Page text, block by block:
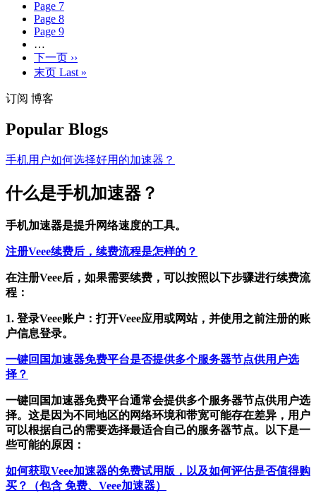
Page 7
Page 8
Page 9
…
下一页 ››
末页 Last »
订阅 博客
Popular Blogs
手机用户如何选择好用的加速器？
什么是手机加速器？
手机加速器是提升网络速度的工具。
注册Veee续费后，续费流程是怎样的？
在注册Veee后，如果需要续费，可以按照以下步骤进行续费流
程：
1. 登录Veee账户：打开Veee应用或网站，并使用之前注册的账
户信息登录。
一键回国加速器免费平台是否提供多个服务器节点供用户选
择？
一键回国加速器免费平台通常会提供多个服务器节点供用户选
择。这是因为不同地区的网络环境和带宽可能存在差异，用户
可以根据自己的需要选择最适合自己的服务器节点。以下是一
些可能的原因：
如何获取Veee加速器的免费试用版，以及如何评估是否值得购
买？（包含 免费、Veee加速器）